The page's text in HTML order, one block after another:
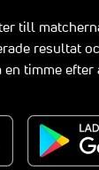
till
resultat
timme efter